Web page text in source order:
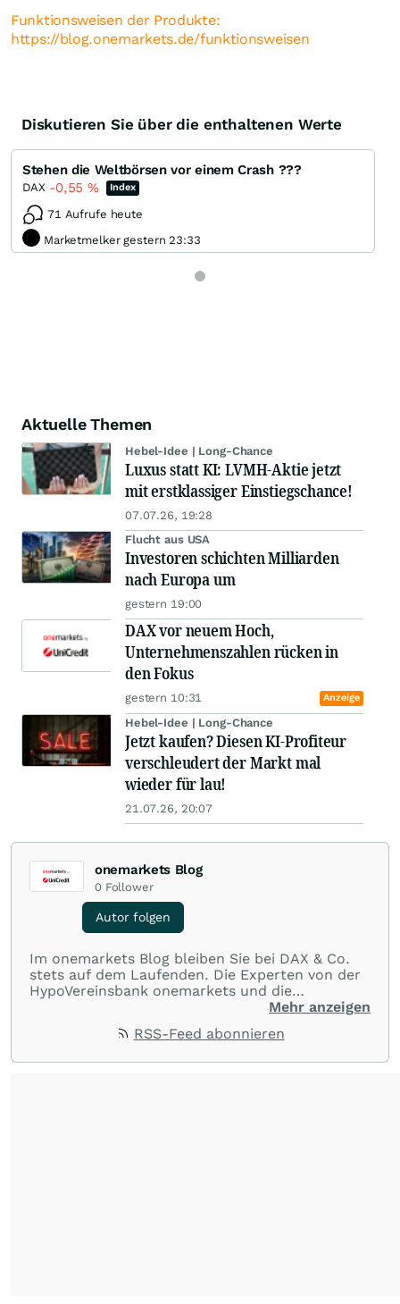
Funktionsweisen der Produkte:
https://blog.onemarkets.de/funktionsweisen
Diskutieren Sie über die enthaltenen Werte
Stehen die Weltbörsen vor einem Crash ???
DAX -0,55 % Index
71 Aufrufe heute
Marketmelker gestern 23:33
Aktuelle Themen
Hebel-Idee | Long-Chance
Luxus statt KI: LVMH-Aktie jetzt
mit erstklassiger Einstiegschance!
07.07.26, 19:28
Flucht aus USA
Investoren schichten Milliarden
nach Europa um
gestern 19:00
DAX vor neuem Hoch,
Unternehmenszahlen rücken in
den Fokus
gestern 10:31 Anzeige
Hebel-Idee | Long-Chance
Jetzt kaufen? Diesen KI-Profiteur
verschleudert der Markt mal
wieder für lau!
21.07.26, 20:07
onemarkets Blog
0 Follower
Autor folgen
Im onemarkets Blog bleiben Sie bei DAX & Co.
stets auf dem Laufenden. Die Experten von der
HypoVereinsbank onemarkets und die
technischen Analysten von GodemodeTrader
Chancen sowie Investmentgelegenheiten. Plus
Mehr anzeigen
RSS-Feed abonnieren